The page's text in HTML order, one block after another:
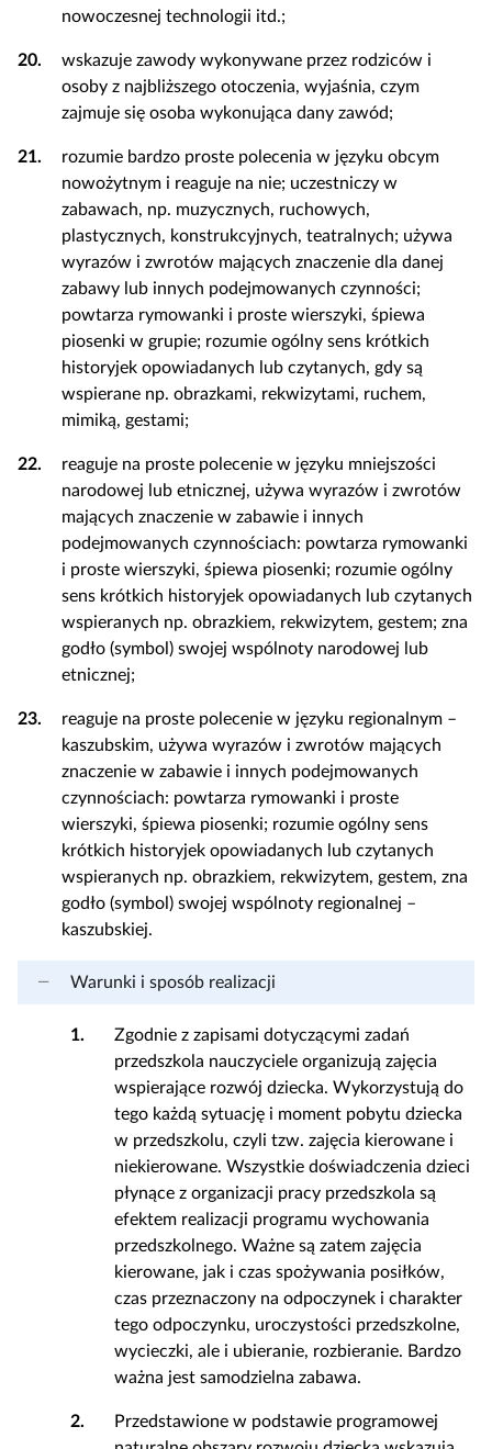
nowoczesnej technologii itd.;
20.
wskazuje zawody wykonywane przez rodziców i
osoby z najbliższego otoczenia, wyjaśnia, czym
zajmuje się osoba wykonująca dany zawód;
21.
rozumie bardzo proste polecenia w języku obcym
nowożytnym i reaguje na nie; uczestniczy w
zabawach, np. muzycznych, ruchowych,
plastycznych, konstrukcyjnych, teatralnych; używa
wyrazów i zwrotów mających znaczenie dla danej
zabawy lub innych podejmowanych czynności;
powtarza rymowanki i proste wierszyki, śpiewa
piosenki w grupie; rozumie ogólny sens krótkich
historyjek opowiadanych lub czytanych, gdy są
wspierane np. obrazkami, rekwizytami, ruchem,
mimiką, gestami;
22.
reaguje na proste polecenie w języku mniejszości
narodowej lub etnicznej, używa wyrazów i zwrotów
mających znaczenie w zabawie i innych
podejmowanych czynnościach: powtarza rymowanki
i proste wierszyki, śpiewa piosenki; rozumie ogólny
sens krótkich historyjek opowiadanych lub czytanych
wspieranych np. obrazkiem, rekwizytem, gestem; zna
godło (symbol) swojej wspólnoty narodowej lub
etnicznej;
23.
reaguje na proste polecenie w języku regionalnym –
kaszubskim, używa wyrazów i zwrotów mających
znaczenie w zabawie i innych podejmowanych
czynnościach: powtarza rymowanki i proste
wierszyki, śpiewa piosenki; rozumie ogólny sens
krótkich historyjek opowiadanych lub czytanych
wspieranych np. obrazkiem, rekwizytem, gestem, zna
godło (symbol) swojej wspólnoty regionalnej –
kaszubskiej.
Warunki i sposób realizacji
1.
Zgodnie z zapisami dotyczącymi zadań
przedszkola nauczyciele organizują zajęcia
wspierające rozwój dziecka. Wykorzystują do
tego każdą sytuację i moment pobytu dziecka
w przedszkolu, czyli tzw. zajęcia kierowane i
niekierowane. Wszystkie doświadczenia dzieci
płynące z organizacji pracy przedszkola są
efektem realizacji programu wychowania
przedszkolnego. Ważne są zatem zajęcia
kierowane, jak i czas spożywania posiłków,
czas przeznaczony na odpoczynek i charakter
tego odpoczynku, uroczystości przedszkolne,
wycieczki, ale i ubieranie, rozbieranie. Bardzo
ważna jest samodzielna zabawa.
2.
Przedstawione w podstawie programowej